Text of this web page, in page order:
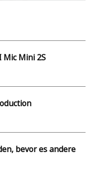
Mic Mini 2S
bevor es andere